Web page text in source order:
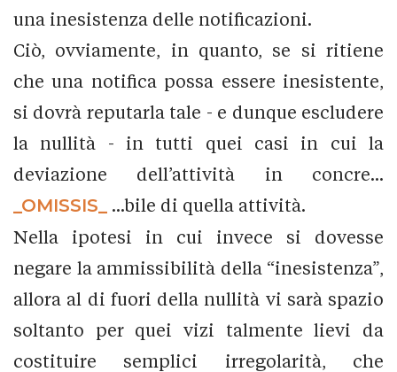
una inesistenza delle notificazioni.
Ciò, ovviamente, in quanto, se si ritiene
che una notifica possa essere inesistente,
si dovrà reputarla tale - e dunque escludere
la nullità - in tutti quei casi in cui la
deviazione dell’attività in concre...
_OMISSIS_
...bile di quella attività.
Nella ipotesi in cui invece si dovesse
negare la ammissibilità della “inesistenza”,
allora al di fuori della nullità vi sarà spazio
soltanto per quei vizi talmente lievi da
costituire semplici irregolarità, che